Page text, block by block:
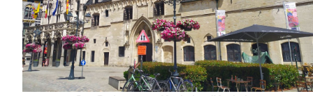
Das Rathaus von Mechelen (Mechelen